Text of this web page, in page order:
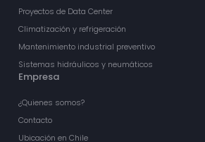
Proyectos de Data Center
Climatización y refrigeración
Mantenimiento industrial preventivo
Sistemas hidráulicos y neumáticos
Empresa
¿Quienes somos?
Contacto
Ubicación en Chile